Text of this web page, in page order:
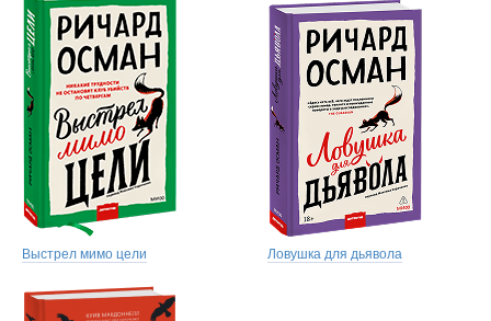
Выстрел мимо цели Ловушка для дьявола